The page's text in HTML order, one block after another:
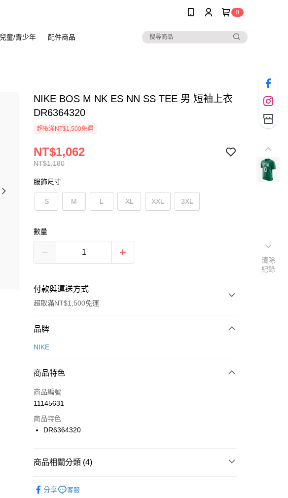
0
兒童/青少年 配件商品
NIKE BOS M NK ES NN SS TEE 男 短袖上衣
DR6364320
超取滿NT$1,500免運
NT$1,180
NT$1,062
服飾尺寸
S M L XL XXL 3XL
數量
付款與運送方式
超取滿NT$1,500免運
付款方式
信用卡一次付款
合作金庫商業銀行
華南商業銀行
上海商業儲蓄銀行
國泰世華商業銀行
聯邦商業銀行
台新國際商業銀行
LINE Pay
Apple Pay
【關於「AFTEE先享後付」】
品牌
NIKE
商品特色
商品編號
11145631
商品特色
DR6364320
商品相關分類 (4)
分享 客服
清除
紀錄